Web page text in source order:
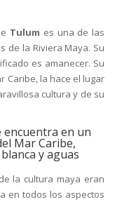
Tulum es una de las
de la Riviera Maya. Su
es amanecer. Su
Caribe, la hace el lugar
cultura y de su
encuentra en un
Mar Caribe,
y aguas
la cultura maya eran
en todos los aspectos